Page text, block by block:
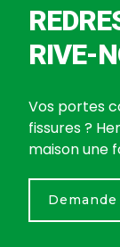
RIVE-
Vos portes
fissures ?
maison une